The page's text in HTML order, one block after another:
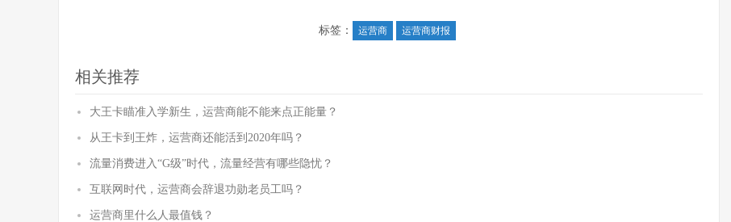
标签： 运营商 运营商财报
相关推荐
大王卡瞄准入学新生，运营商能不能来点正能量？
从王卡到王炸，运营商还能活到2020年吗？
流量消费进入“G级”时代，流量经营有哪些隐忧？
互联网时代，运营商会辞退功勋老员工吗？
运营商里什么人最值钱？